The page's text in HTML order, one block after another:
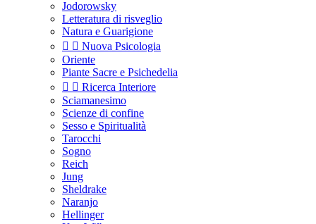
Jodorowsky
Letteratura di risveglio
Natura e Guarigione
  Nuova Psicologia
Oriente
Piante Sacre e Psichedelia
  Ricerca Interiore
Sciamanesimo
Scienze di confine
Sesso e Spiritualità
Tarocchi
Sogno
Reich
Jung
Sheldrake
Naranjo
Hellinger